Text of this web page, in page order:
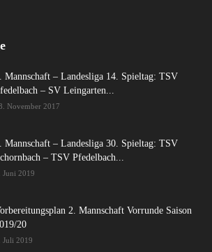
Mannschaft – Landesliga 14. Spieltag: TSV
– SV Leingarten...
November 2017
Mannschaft – Landesliga 30. Spieltag: TSV
– TSV Pfedelbach...
Juni 2019
2. Mannschaft Vorrunde Saison
20
Juli 2019